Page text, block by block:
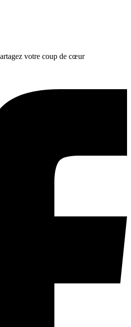
votre coup de cœur